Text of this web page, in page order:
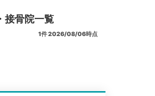
接骨院一覧
1件2026/08/06時点